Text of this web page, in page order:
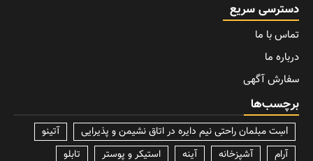
دسترسی سریع
تماس با ما
درباره ما
سفارش آگهی
برچسب‌ها
lسِت مبلمان راحتی نیم دایره در اتاق نشیمن و پذیرایی
آتینو
آرام
آشپزخانه آینه استیکر و پوستر
تابلو